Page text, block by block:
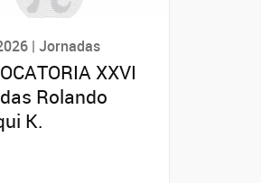
| Jornadas
XXVI
Rolando
K.